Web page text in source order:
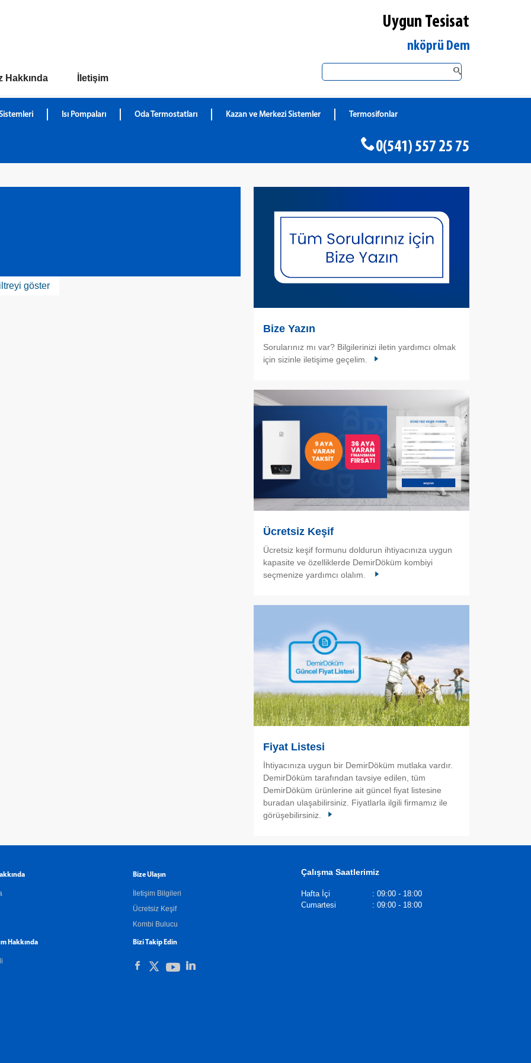
Uygun Tesisat
Edirne Uzunköprü DemirDöküm Yetkili
Isı Pompaları Oda Termostatları Kazan ve Merkezi Sistemler Termosifonlar
0(541) 557 25 75
Hakkında İletişim
göster
Bize Yazın
Sorularınız mı var? Bilgilerinizi iletin yardımcı olmak
için sizinle iletişime geçelim.
Ücretsiz Keşif
Ücretsiz keşif formunu doldurun ihtiyacınıza uygun
kapasite ve özelliklerde DemirDöküm kombiyi
seçmenize yardımcı olalım.
Fiyat Listesi
İhtiyacınıza uygun bir DemirDöküm mutlaka vardır.
DemirDöküm tarafından tavsiye edilen, tüm
DemirDöküm ürünlerine ait güncel fiyat listesine
buradan ulaşabilirsiniz. Fiyatlarla ilgili firmamız ile
görüşebilirsiniz.
Hakkında
Bize Ulaşın
İletişim Bilgileri
Ücretsiz Keşif
Kombi Bulucu
Bizi Takip Edin
Çalışma Saatlerimiz
Hafta İçi : 09:00 - 18:00
Cumartesi
: 09:00 - 18:00